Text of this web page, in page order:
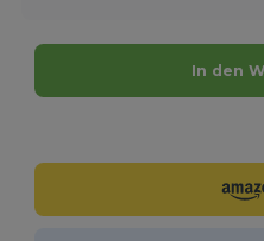
In den